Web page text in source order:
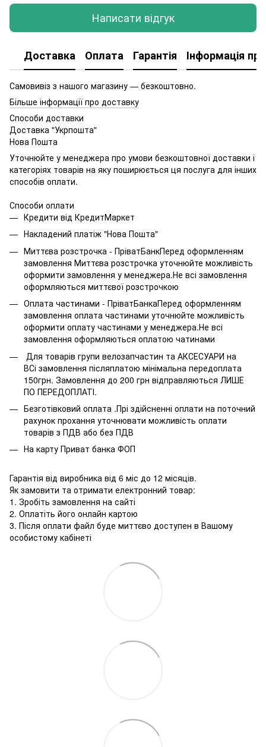
Написати відгук
Доставка Оплата Гарантія Інформація
Самовивіз з нашого магазину — безкоштовно.
Більше інформації про доставку
Способи доставки
Доставка "Укрпошта"
Нова Пошта
Уточнюйте у менеджера про умови безкоштовної доставки і
категоріях товарів на яку поширюється ця послуга для інших
способів оплати.
Способи оплати
Кредити від КредитМаркет
Накладений платіж "Нова Пошта"
Миттєва розстрочка - ПріватБанкПеред оформленням
замовлення Миттєва розстрочка уточнюйте можливість
оформити замовлення у менеджера.Не всі замовлення
оформляються миттєвої розстрочкою
Оплата частинами - ПріватБанкаПеред оформленням
замовлення оплата частинами уточнюйте можливість
оформити оплату частинами у менеджера.Не всі
замовлення оформляються оплатою чатинами
Для товарів групи велозапчастин та АКСЕСУАРИ на
ВСі замовлення післяплатою мінімальна передоплата
150грн. Замовлення до 200 грн відправляються ЛИШЕ
ПО ПЕРЕДОПЛАТІ.
Безготівковий оплата .Прі здійсненні оплати на поточний
рахунок прохання уточнювати можливість оплати
товарів з ПДВ або без ПДВ
На карту Приват банка ФОП
Гарантія від виробника від 6 міс до 12 місяців.
Як замовити та отримати електронний товар:
1. Зробіть замовлення на сайті
2. Оплатіть його онлайн картою
3. Після оплати файл буде миттєво доступен в Вашому
особистому кабінеті